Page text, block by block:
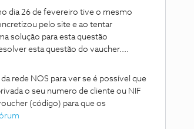
dia 26 de fevereiro tive o mesmo
pelo site e ao tentar
solução para esta questão
esta questão do vaucher....
rede NOS para ver se é possível que
o seu numero de cliente ou NIF
(código) para que os